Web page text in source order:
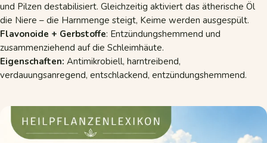
und Pilzen destabilisiert. Gleichzeitig aktiviert das ätherische Öl
die Niere – die Harnmenge steigt, Keime werden ausgespült.
Flavonoide + Gerbstoffe: Entzündungshemmend und
zusammenziehend auf die Schleimhäute.
Eigenschaften: Antimikrobiell, harntreibend,
verdauungsanregend, entschlackend, entzündungshemmend.